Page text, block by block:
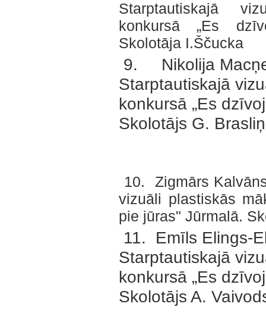
Starptautiskajā
konkursā „Es
Skolotāja I.Ščucka
9. Nikolija
Starptautiskajā
konkursā „Es
Skolotājs G.
10. Zigmārs
vizuāli plastiskās
pie jūras" Jūrmalā.
11. Emīls Elings-
Starptautiskajā
konkursā „Es
Skolotājs A.